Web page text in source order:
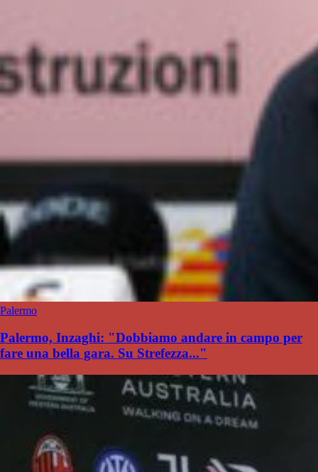
Palermo
Palermo, Inzaghi: "Dobbiamo andare in campo per
fare una bella gara. Su Strefezza..."